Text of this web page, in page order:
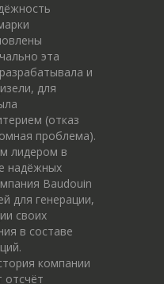
эта
и
для
(отказ
проблема).
лидером в
надёжных
Baudouin
для генерации,
своих
в составе
компании
отсчёт